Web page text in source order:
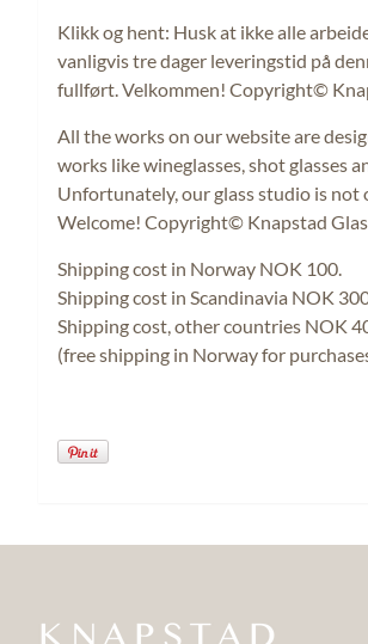
Klikk og hent: Husk at ikke alle
vanligvis tre dager leveringstid på
fullført. Velkommen! Copyright©
All the works on our website are
works like wineglasses, shot glasses
Unfortunately, our glass studio is not
Welcome! Copyright© Knapstad
Shipping cost in Norway NOK 100.
Shipping cost in Scandinavia NOK
Shipping cost, other countries NOK
(free shipping in Norway for